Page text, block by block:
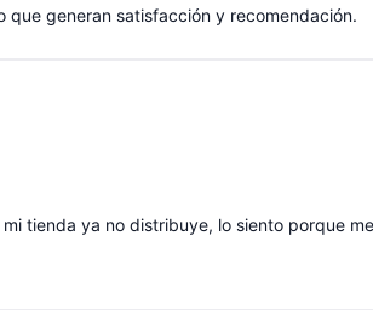
que generan satisfacción y recomendación.
tienda ya no distribuye, lo siento porque